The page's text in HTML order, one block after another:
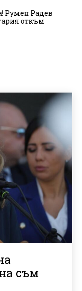
Румен Радев
откъм
съм